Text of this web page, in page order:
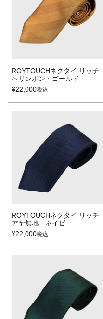
ROYTOUCHネクタイ リッチ
ヘリンボン・ゴールド
¥22,000税込
ROYTOUCHネクタイ リッチ
アヤ無地・ネイビー
¥22,000税込